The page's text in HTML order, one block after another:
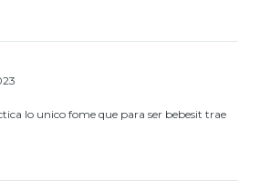
lo unico fome que para ser bebesit trae